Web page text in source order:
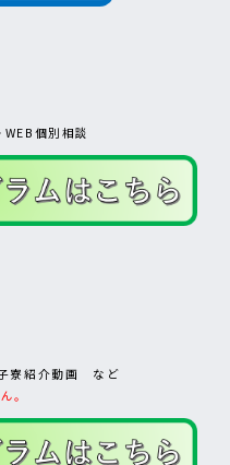
個別相談
寮紹介動画 など
。